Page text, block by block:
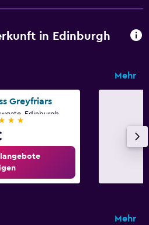
in Edinburgh
Mehr
Greyfriars
Edinburgh
Mehr